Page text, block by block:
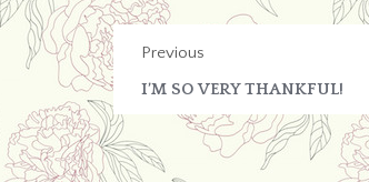
Previous
I’M SO VERY THANKFUL!